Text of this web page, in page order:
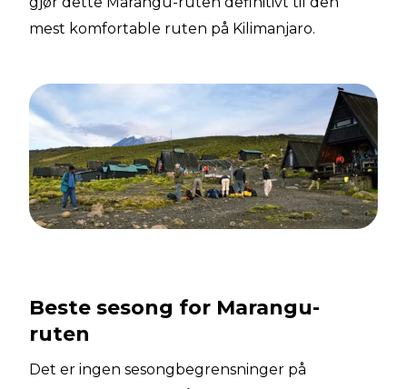
mest komfortable ruten på Kilimanjaro.
Beste sesong for Marangu-
ruten
Det er ingen sesongbegrensninger på